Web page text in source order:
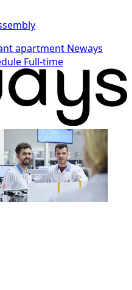
apartment Neways
Full-time